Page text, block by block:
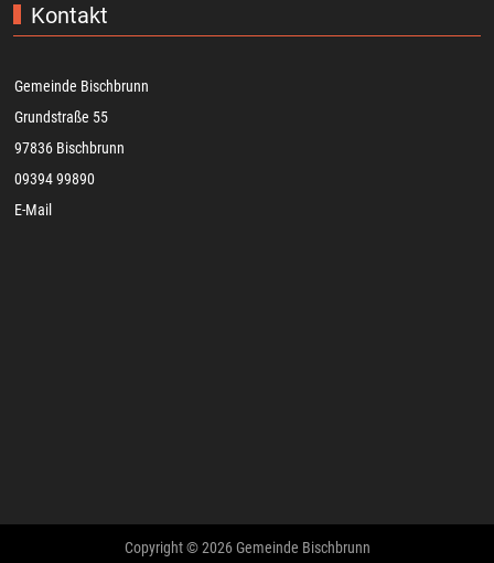
Kontakt
Gemeinde Bischbrunn
Grundstraße 55
97836 Bischbrunn
09394 99890
E-Mail
Copyright © 2026 Gemeinde Bischbrunn